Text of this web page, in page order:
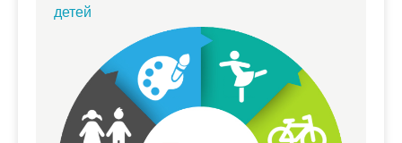
детей